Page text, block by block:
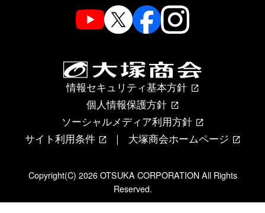
情報セキュリティ基本方針
個人情報保護方針
ソーシャルメディア利用方針
サイト利用条件
大塚商会ホームページ
Copyright(C) 2026 OTSUKA CORPORATION All Rights
Reserved.